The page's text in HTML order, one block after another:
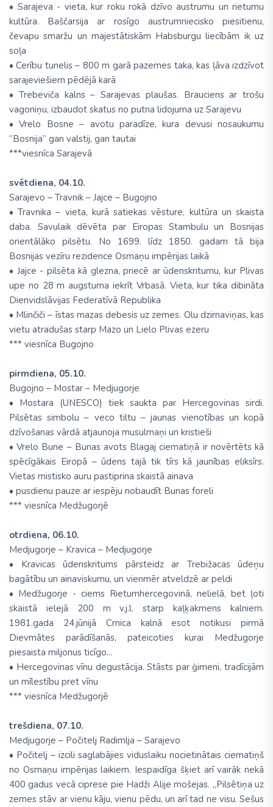
• Sarajeva - vieta, kur roku rokā dzīvo austrumu un rietumu
kultūra. Baščarsija ar rosīgo austrumniecisko piesitienu,
čevapu smaržu un majestātiskām Habsburgu liecībām ik uz
soļa
• Cerību tunelis – 800 m garā pazemes taka, kas ļāva izdzīvot
sarajeviešiem pēdējā karā
• Trebeviča kalns – Sarajevas plaušas. Brauciens ar trošu
vagoniņu, izbaudot skatus no putna lidojuma uz Sarajevu
• Vrelo Bosne – avotu paradīze, kura devusi nosaukumu
“Bosnija” gan valstij, gan tautai
***viesnīca Sarajevā
svētdiena, 04.10.
Sarajevo – Travnik – Jajce – Bugojno
• Travnika – vieta, kurā satiekas vēsture, kultūra un skaista
daba. Savulaik dēvēta par Eiropas Stambulu un Bosnijas
orientālāko pilsētu. No 1699. līdz 1850. gadam tā bija
Bosnijas vezīru rezidence Osmaņu impērijas laikā
• Jajce - pilsēta kā glezna, priecē ar ūdenskritumu, kur Plivas
upe no 28 m augstuma iekrīt Vrbasā. Vieta, kur tika dibināta
Dienvidslāvijas Federatīvā Republika
• Mlinčiči – īstas mazas debesis uz zemes. Olu dzirnaviņas, kas
vietu atradušas starp Mazo un Lielo Plivas ezeru
*** viesnīca Bugojno
pirmdiena, 05.10.
Bugojno – Mostar – Medjugorje
• Mostara (UNESCO) tiek saukta par Hercegovinas sirdi.
Pilsētas simbolu – veco tiltu – jaunas vienotības un kopā
dzīvošanas vārdā atjaunoja musulmaņi un kristieši
• Vrelo Bune – Bunas avots Blagaj ciematiņā ir novērtēts kā
spēcīgākais Eiropā – ūdens tajā tik tīrs kā jaunības eliksīrs.
Vietas mistisko auru pastiprina skaistā ainava
• pusdienu pauze ar iespēju nobaudīt Bunas foreli
*** viesnīca Medžugorjē
otrdiena, 06.10.
Medjugorje – Kravica – Medjugorje
• Kravicas ūdenskritums pārsteidz ar Trebižacas ūdeņu
bagātību un ainaviskumu, un vienmēr atveldzē ar peldi
• Medžugorje - ciems Rietumhercegovinā, nelielā, bet ļoti
skaistā ielejā 200 m v.j.l. starp kaļķakmens kalniem.
1981.gada 24.jūnijā Crnica kalnā esot notikusi pirmā
Dievmātes parādīšanās, pateicoties kurai Medžugorje
piesaista miljonus ticīgo...
• Hercegovinas vīnu degustācija. Stāsts par ģimeni, tradīcijām
un mīlestību pret vīnu
*** viesnīca Medžugorjē
trešdiena, 07.10.
Medjugorje – Počitelj Radimlja – Sarajevo
• Počitelj – izcili saglabājies viduslaiku nocietinātais ciematiņš
no Osmaņu impērijas laikiem. Iespaidīga šķiet arī vairāk nekā
400 gadus vecā ciprese pie Hadži Alije mošejas. „Pilsētiņa uz
zemes stāv ar vienu kāju, vienu pēdu, un arī tad ne visu. Sešus